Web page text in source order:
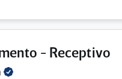
- Receptivo